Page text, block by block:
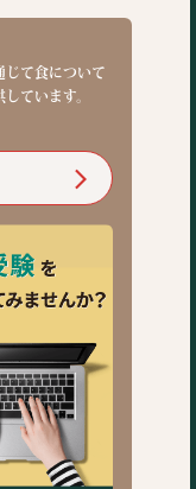
じて食について
ています。